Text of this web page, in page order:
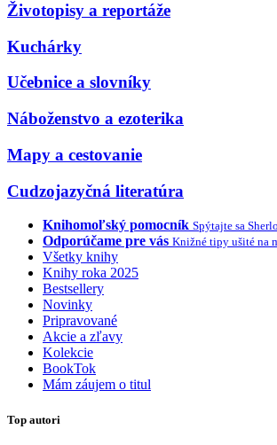
Životopisy a reportáže
Kuchárky
Učebnice a slovníky
Náboženstvo a ezoterika
Mapy a cestovanie
Cudzojazyčná literatúra
Knihomoľský pomocník Spýtajte sa
Odporúčame pre vás Knižné tipy ušité na
Všetky knihy
Knihy roka 2025
Bestsellery
Novinky
Pripravované
Akcie a zľavy
Kolekcie
BookTok
Mám záujem o titul
Top autori